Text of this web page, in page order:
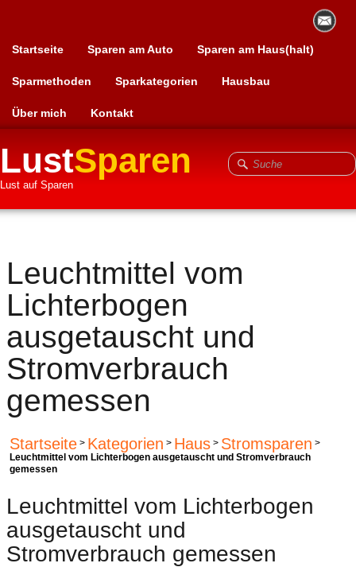
Startseite Sparen am Auto Sparen am Haus(halt)
Sparmethoden Sparkategorien Hausbau
Über mich Kontakt
LustSparen
Lust auf Sparen
Leuchtmittel vom
Lichterbogen
ausgetauscht und
Stromverbrauch
gemessen
Startseite > Kategorien > Haus > Stromsparen >
Leuchtmittel vom Lichterbogen ausgetauscht und Stromverbrauch
gemessen
Leuchtmittel vom Lichterbogen
ausgetauscht und
Stromverbrauch gemessen